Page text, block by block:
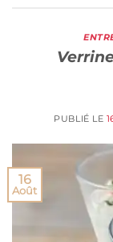
PUBLIÉ LE
16
Août